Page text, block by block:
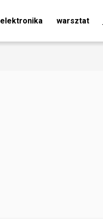
elektronika warsztat